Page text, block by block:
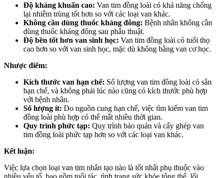
Độ kháng khuẩn cao: Van tim đồng loài có khả năng chống
lại nhiễm trùng tốt hơn so với các loại van khác.
Không cần dùng thuốc kháng đông: Bệnh nhân không cần
dùng thuốc kháng đông sau phẫu thuật.
Độ bền tốt hơn van sinh học: Van tim đồng loài có tuổi thọ
cao hơn so với van sinh học, mặc dù không bằng van cơ học.
Nhược điểm:
Kích thước van hạn chế: Số lượng van tim đồng loài có sẵn
hạn chế, và không phải lúc nào cũng có kích thước phù hợp
với bệnh nhân.
Số lượng ít: Do nguồn cung hạn chế, việc tìm kiếm van tim
đồng loài phù hợp có thể mất nhiều thời gian.
Quy trình phức tạp: Quy trình bảo quản và cấy ghép van
tim đồng loài phức tạp hơn so với các loại van khác.
Kết luận:
Việc lựa chọn loại van tim nhân tạo nào là tốt nhất phụ thuộc vào
nhiều yếu tố, bao gồm tuổi tác, tình trạng sức khỏe tổng thể, lối